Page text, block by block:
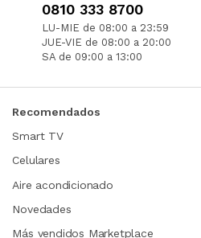
0810 333 8700
LU-MIE de 08:00 a 23:59
JUE-VIE de 08:00 a 20:00
SA de 09:00 a 13:00
Recomendados
Smart TV
Celulares
Aire acondicionado
Novedades
Más vendidos Marketplace